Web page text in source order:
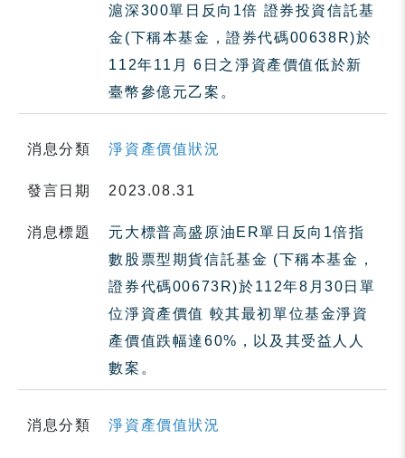
滬深300單日反向1倍 證券投資信託基
金(下稱本基金，證券代碼00638R)於
112年11月 6日之淨資產價值低於新
臺幣參億元乙案。
消息分類 淨資產價值狀況
發言日期 2023.08.31
消息標題
元大標普高盛原油ER單日反向1倍指
數股票型期貨信託基金 (下稱本基金，
證券代碼00673R)於112年8月30日單
位淨資產價值 較其最初單位基金淨資
產價值跌幅達60%，以及其受益人人
數案。
消息分類 淨資產價值狀況